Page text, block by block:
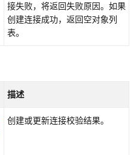
接失败，将返回失败原因。如果
创建连接成功，返回空对象列
表。
描述
创建或更新连接校验结果。